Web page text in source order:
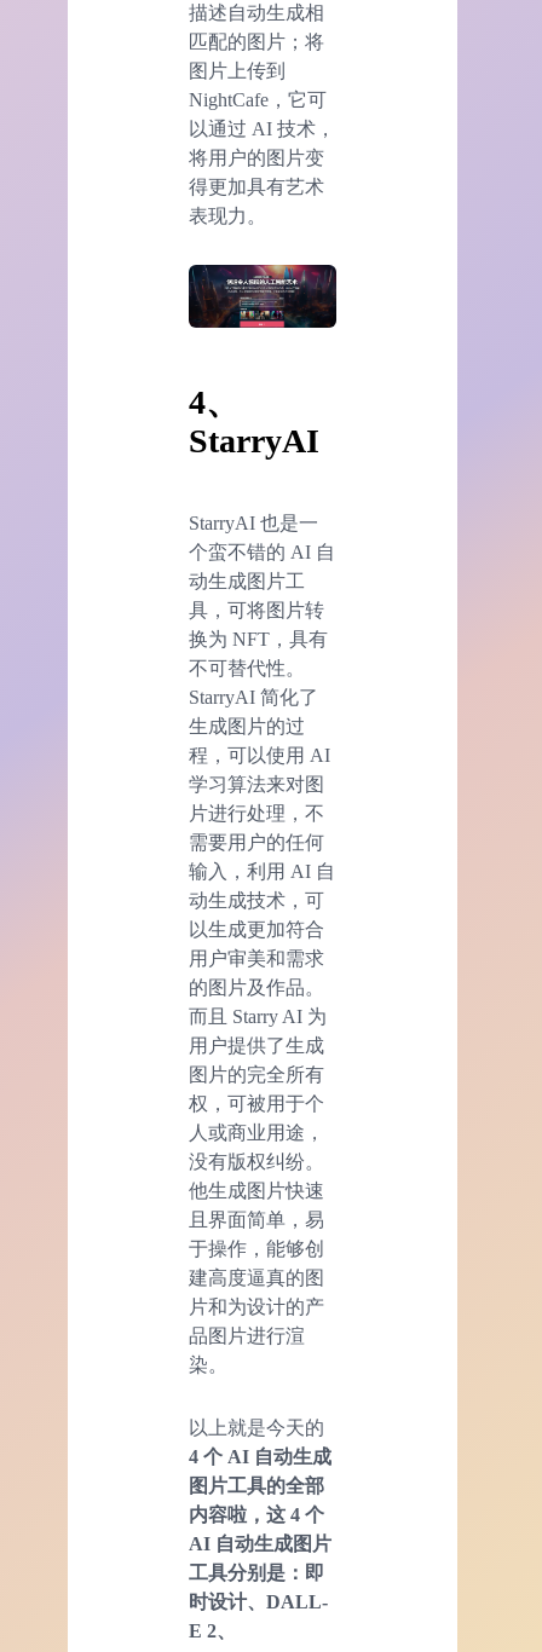
描述自动生成相
匹配的图片；将
图片上传到
NightCafe，它可
以通过 AI 技术，
将用户的图片变
得更加具有艺术
表现力。
4、
StarryAI
StarryAI 也是一
个蛮不错的 AI 自
动生成图片工
具，可将图片转
换为 NFT，具有
不可替代性。
StarryAI 简化了
生成图片的过
程，可以使用 AI
学习算法来对图
片进行处理，不
需要用户的任何
输入，利用 AI 自
动生成技术，可
以生成更加符合
用户审美和需求
的图片及作品。
而且 Starry AI 为
用户提供了生成
图片的完全所有
权，可被用于个
人或商业用途，
没有版权纠纷。
他生成图片快速
且界面简单，易
于操作，能够创
建高度逼真的图
片和为设计的产
品图片进行渲
染。
以上就是今天的
4 个 AI 自动生成
图片工具的全部
内容啦，这 4 个
AI 自动生成图片
工具分别是：即
时设计、DALL-
E 2、